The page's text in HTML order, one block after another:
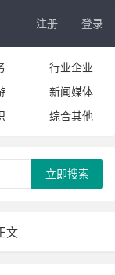
注册 登录
行业企业
新闻媒体
综合其他
立即搜索
文